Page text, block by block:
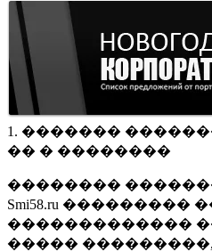
1. �������
�� � ��������
��������
Smi58.ru ���������
�������������
�����